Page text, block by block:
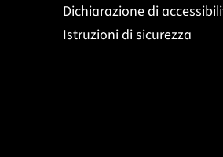
Dichiarazione di
Istruzioni di sicurezza